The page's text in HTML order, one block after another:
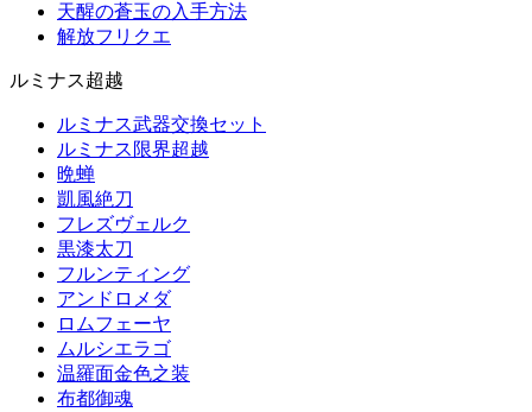
天醒の蒼玉の入手方法
解放フリクエ
ルミナス超越
ルミナス武器交換セット
ルミナス限界超越
晩蝉
凱風絶刀
フレズヴェルク
黒漆太刀
フルンティング
アンドロメダ
ロムフェーヤ
ムルシエラゴ
温羅面金色之装
布都御魂